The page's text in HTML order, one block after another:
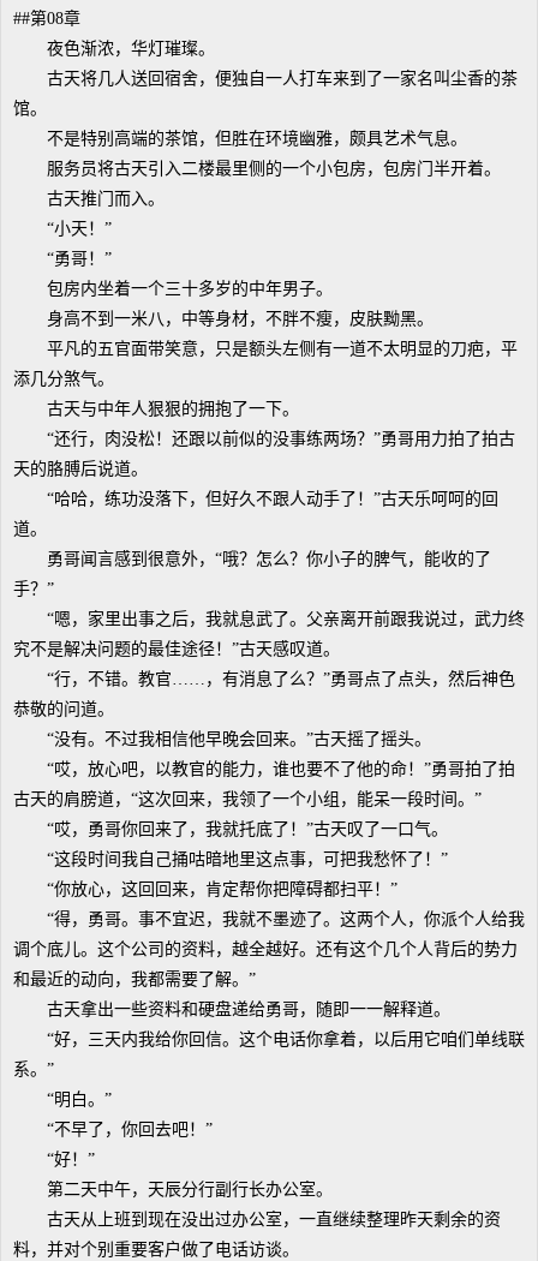
##第08章
夜色渐浓，华灯璀璨。
古天将几人送回宿舍，便独自一人打车来到了一家名叫尘香的茶
馆。
不是特别高端的茶馆，但胜在环境幽雅，颇具艺术气息。
服务员将古天引入二楼最里侧的一个小包房，包房门半开着。
古天推门而入。
“小天！”
“勇哥！”
包房内坐着一个三十多岁的中年男子。
身高不到一米八，中等身材，不胖不瘦，皮肤黝黑。
平凡的五官面带笑意，只是额头左侧有一道不太明显的刀疤，平
添几分煞气。
古天与中年人狠狠的拥抱了一下。
“还行，肉没松！还跟以前似的没事练两场？”勇哥用力拍了拍古
天的胳膊后说道。
“哈哈，练功没落下，但好久不跟人动手了！”古天乐呵呵的回
道。
勇哥闻言感到很意外，“哦？怎么？你小子的脾气，能收的了
手？”
“嗯，家里出事之后，我就息武了。父亲离开前跟我说过，武力终
究不是解决问题的最佳途径！”古天感叹道。
“行，不错。教官……，有消息了么？”勇哥点了点头，然后神色
恭敬的问道。
“没有。不过我相信他早晚会回来。”古天摇了摇头。
“哎，放心吧，以教官的能力，谁也要不了他的命！”勇哥拍了拍
古天的肩膀道，“这次回来，我领了一个小组，能呆一段时间。”
“哎，勇哥你回来了，我就托底了！”古天叹了一口气。
“这段时间我自己捅咕暗地里这点事，可把我愁怀了！”
“你放心，这回回来，肯定帮你把障碍都扫平！”
“得，勇哥。事不宜迟，我就不墨迹了。这两个人，你派个人给我
调个底儿。这个公司的资料，越全越好。还有这个几个人背后的势力
和最近的动向，我都需要了解。”
古天拿出一些资料和硬盘递给勇哥，随即一一解释道。
“好，三天内我给你回信。这个电话你拿着，以后用它咱们单线联
系。”
“明白。”
“不早了，你回去吧！”
“好！”
第二天中午，天辰分行副行长办公室。
古天从上班到现在没出过办公室，一直继续整理昨天剩余的资
料，并对个别重要客户做了电话访谈。